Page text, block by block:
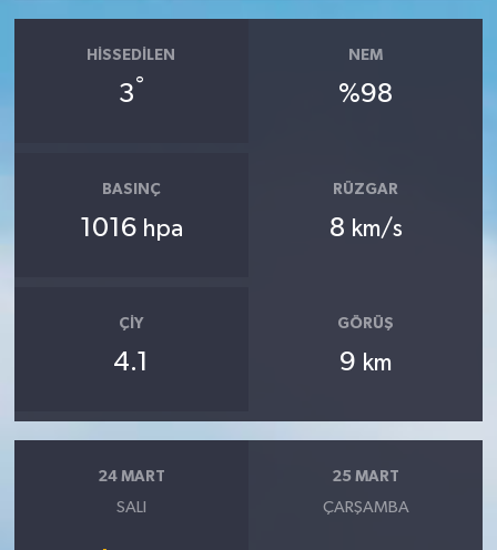
HISSEDILEN
3°
NEM
%98
BASINÇ
1016 hpa
RÜZGAR
8 km/s
ÇIY
4.1
GÖRÜŞ
9 km
24 MART
SALI
25 MART
ÇARŞAMBA